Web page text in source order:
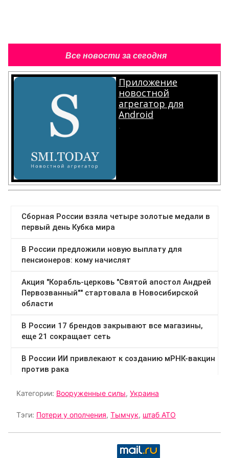
Все новости за сегодня
Приложение
новостной
агрегатор для
Android
.
Категории: Вооруженные силы, Украина
Тэги: Потери у ополчения, Тымчук, штаб АТО